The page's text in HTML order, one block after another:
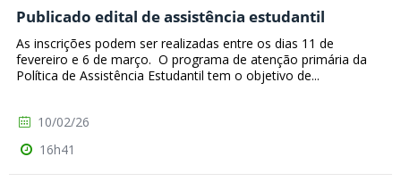
Publicado edital de assistência estudantil
As inscrições podem ser realizadas entre os dias 11 de
fevereiro e 6 de março. O programa de atenção primária da
Política de Assistência Estudantil tem o objetivo de...
10/02/26
16h41